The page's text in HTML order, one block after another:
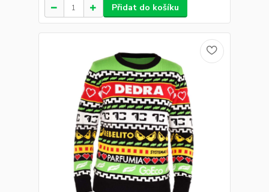
Přidat do košíku